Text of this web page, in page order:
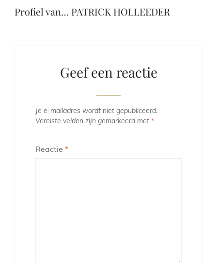
bericht
Profiel van… PATRICK HOLLEEDER
Geef een reactie
Je e-mailadres wordt niet gepubliceerd.
Vereiste velden zijn gemarkeerd met *
Reactie *